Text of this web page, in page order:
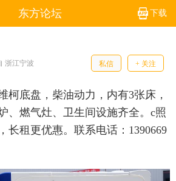
下载
东方论坛
浙江宁波 私信 + 关注
柯底盘，柴油动力，内有3张床，
、燃气灶、卫生间设施齐全。c照
长租更优惠。联系电话：1390669